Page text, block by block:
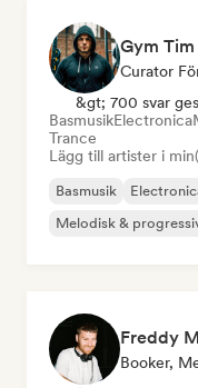
Gym Tim
Curator
&gt; 700 svar ges
BasmusikElectronica
Trance
Lägg till artister i
Basmusik
Melodisk &
Freddy